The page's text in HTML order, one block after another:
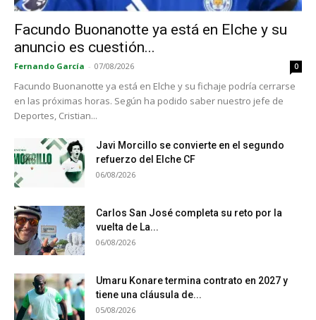
Facundo Buonanotte ya está en Elche y su
anuncio es cuestión...
Fernando García - 07/08/2026 0
Facundo Buonanotte ya está en Elche y su fichaje podría cerrarse
en las próximas horas. Según ha podido saber nuestro jefe de
Deportes, Cristian...
Javi Morcillo se convierte en el segundo
refuerzo del Elche CF
06/08/2026
Carlos San José completa su reto por la
vuelta de La...
06/08/2026
Umaru Konare termina contrato en 2027 y
tiene una cláusula de...
05/08/2026